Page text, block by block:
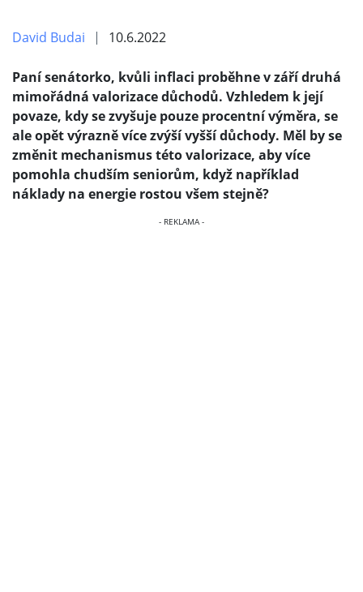
David Budai 10.6.2022
Paní senátorko, kvůli inflaci proběhne v září druhá
mimořádná valorizace důchodů. Vzhledem k její
povaze, kdy se zvyšuje pouze procentní výměra, se
ale opět výrazně více zvýší vyšší důchody. Měl by se
změnit mechanismus této valorizace, aby více
pomohla chudším seniorům, když například
náklady na energie rostou všem stejně?